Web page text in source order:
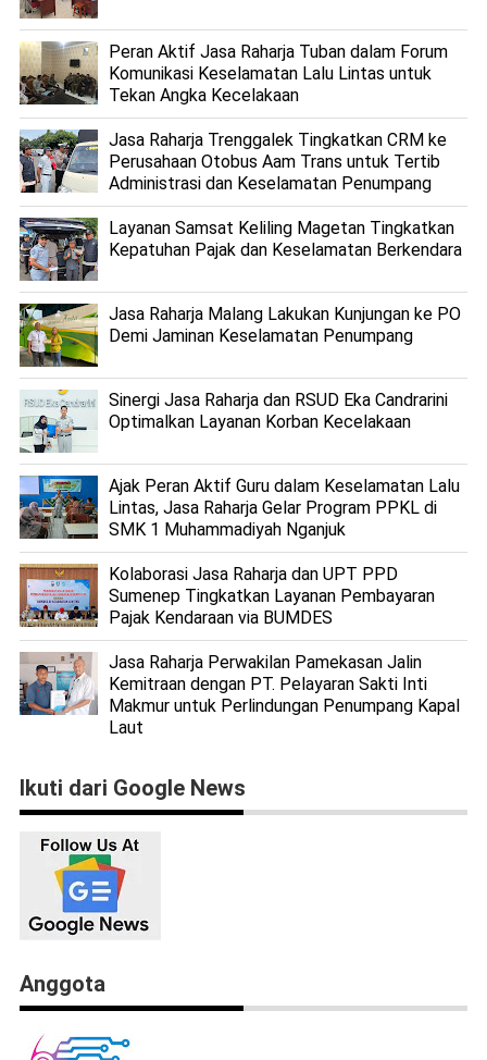
Peran Aktif Jasa Raharja Tuban dalam Forum
Komunikasi Keselamatan Lalu Lintas untuk
Tekan Angka Kecelakaan
Jasa Raharja Trenggalek Tingkatkan CRM ke
Perusahaan Otobus Aam Trans untuk Tertib
Administrasi dan Keselamatan Penumpang
Layanan Samsat Keliling Magetan Tingkatkan
Kepatuhan Pajak dan Keselamatan Berkendara
Jasa Raharja Malang Lakukan Kunjungan ke PO
Demi Jaminan Keselamatan Penumpang
Sinergi Jasa Raharja dan RSUD Eka Candrarini
Optimalkan Layanan Korban Kecelakaan
Ajak Peran Aktif Guru dalam Keselamatan Lalu
Lintas, Jasa Raharja Gelar Program PPKL di
SMK 1 Muhammadiyah Nganjuk
Kolaborasi Jasa Raharja dan UPT PPD
Sumenep Tingkatkan Layanan Pembayaran
Pajak Kendaraan via BUMDES
Jasa Raharja Perwakilan Pamekasan Jalin
Kemitraan dengan PT. Pelayaran Sakti Inti
Makmur untuk Perlindungan Penumpang Kapal
Laut
Ikuti dari Google News
Anggota